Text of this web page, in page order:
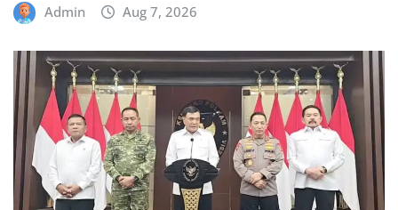
Admin Aug 7, 2026